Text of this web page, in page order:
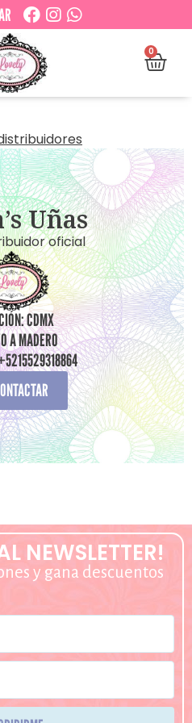
0
Uñas
oficial
CDMX
A MADERO
NEWSLETTER!
y gana descuentos